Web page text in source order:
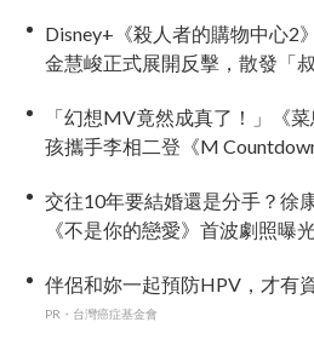
Disney+《殺人者的購物中心2
金慧峻正式展開反擊，散發「
「幻想MV竟然成真了！」《
孩攜手李相二登《M
交往10年要結婚還是分手？徐
《不是你的戀愛》首波劇照曝
伴侶和妳一起預防HPV，才有
PR・台灣癌症基金會